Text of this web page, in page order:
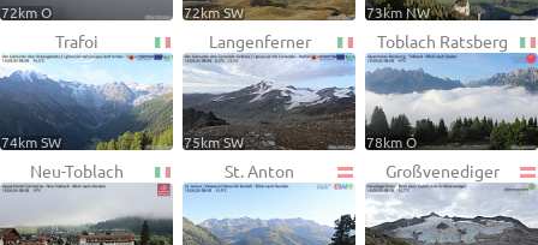
72km O 72km SW 73km NW
Trafoi
74km SW
Langenferner
75km SW
Toblach Ratsberg
78km O
Neu-Toblach St. Anton Großvenediger